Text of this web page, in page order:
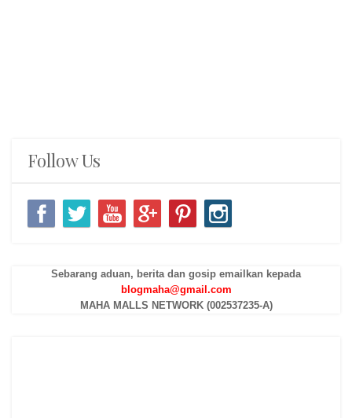
Follow Us
Sebarang aduan, berita dan gosip emailkan kepada
blogmaha@gmail.com
MAHA MALLS NETWORK (002537235-A)